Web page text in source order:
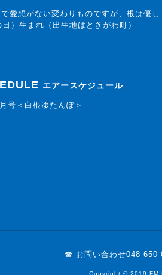
愛想がない変わりものですが、根は優
）生まれ（出生地はときがわ町）
エアースケジュール
号＜白根ゆたんぽ＞
☎ お問い合わせ048-650-
Copyright © 2019 FM